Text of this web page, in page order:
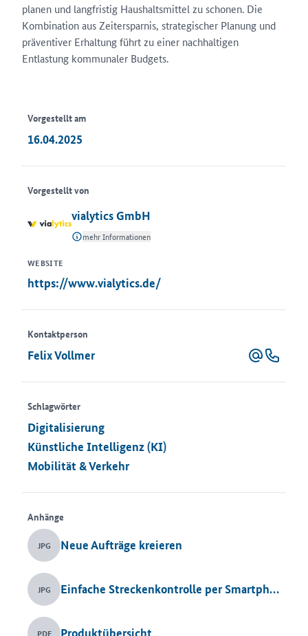
planen und langfristig Haushaltsmittel zu schonen. Die
Kombination aus Zeitersparnis, strategischer Planung und
präventiver Erhaltung führt zu einer nachhaltigen
Entlastung kommunaler Budgets.
Vorgestellt am
16.04.2025
Vorgestellt von
vialytics GmbH
mehr Informationen
WEBSITE
https://www.vialytics.de/
Kontaktperson
Felix Vollmer
Schlagwörter
Digitalisierung
Künstliche Intelligenz (KI)
Mobilität & Verkehr
Anhänge
JPG Neue Aufträge kreieren
JPG Einfache Streckenkontrolle per Smartphone
PDF